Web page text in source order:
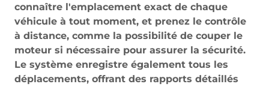
connaître l'emplacement exact de chaque
véhicule à tout moment, et prenez le contrôle
à distance, comme la possibilité de couper le
moteur si nécessaire pour assurer la sécurité.
Le système enregistre également tous les
déplacements, offrant des rapports détaillés